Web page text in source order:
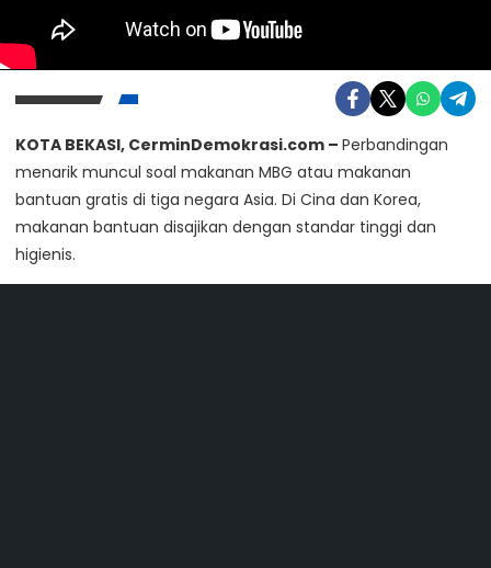
KOTA BEKASI, CerminDemokrasi.com – Perbandingan
menarik muncul soal makanan MBG atau makanan
bantuan gratis di tiga negara Asia. Di Cina dan Korea,
makanan bantuan disajikan dengan standar tinggi dan
higienis.
Kunjungi Website Resmi Cermin Demokrasi
KOSPI Serahkan Kesimpulan Gugatan
Anggaran MBG Ke MK